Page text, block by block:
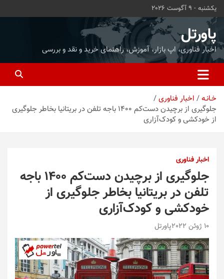
محتوا
بروید
یکشنبه - 9 آگوست 2026
پاورتل
اخبار فناوری، اپ بازار، آموزش، راهنمای خرید و نقد و بررسی
خـانـه
اخبار فناوری
جلوگیری از برچیدن دست‌کم ۱۴۰۰ باجه تلفن در بریتانیا بخاطر جلوگیری
از خودکشی و کودک‌آزاری
اخبار فناوری
جلوگیری از برچیدن دست‌کم ۱۴۰۰ باجه
تلفن در بریتانیا بخاطر جلوگیری از
خودکشی و کودک‌آزاری
10 ژوئن 2022 پاورتل